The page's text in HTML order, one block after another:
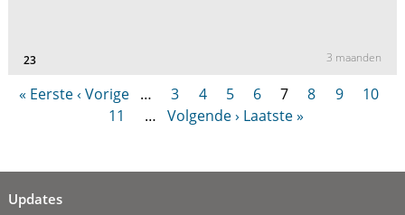
23 3 maanden
« Eerste‹ Vorige … 3 4 5 6 7 8 9
10
11
… Volgende › Laatste »
Updates